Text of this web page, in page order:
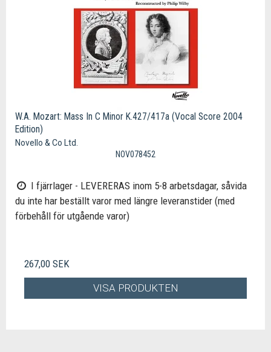
W.A. Mozart: Mass In C Minor K.427/417a (Vocal Score 2004
Edition)
Novello & Co Ltd.
NOV078452
I fjärrlager - LEVERERAS inom 5-8 arbetsdagar, såvida
du inte har beställt varor med längre leveranstider (med
förbehåll för utgående varor)
267,00 SEK
VISA PRODUKTEN